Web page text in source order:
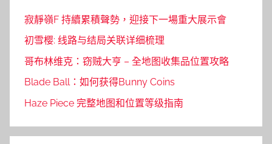
寂靜嶺F 持續累積聲勢，迎接下一場重大展示會
初雪樱: 线路与结局关联详细梳理
哥布林维克：窃贼大亨 – 全地图收集品位置攻略
Blade Ball：如何获得Bunny Coins
Haze Piece 完整地图和位置等级指南